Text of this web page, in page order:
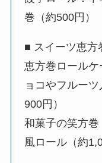
巻（約500円）
■ スイーツ恵方
恵方巻ロール
ョコやフルー
900円）
和菓子の笑方
風ロール（約